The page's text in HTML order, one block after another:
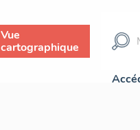
Vue
cartographique